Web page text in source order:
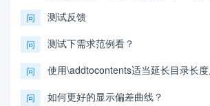
问 测试反馈
问 测试下需求范例看？
问 使用\addtocontents适当延长目录长
问 如何更好的显示偏差曲线？